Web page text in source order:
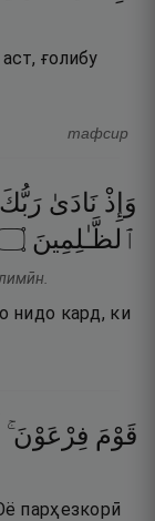
ғолибу
тафсир
وَإِذْ نَادَىٰ رَبُّكَ
ٱلظَّـٰلِمِينَ
нидо кард, ки
قَوْمَ فِرْعَوْنَ ۚ
парҳезкорӣ